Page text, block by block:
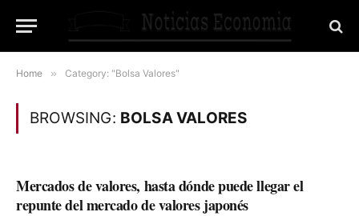
Home » Category: "Bolsa Valores"
BROWSING: BOLSA VALORES
Mercados de valores, hasta dónde puede llegar el
repunte del mercado de valores japonés